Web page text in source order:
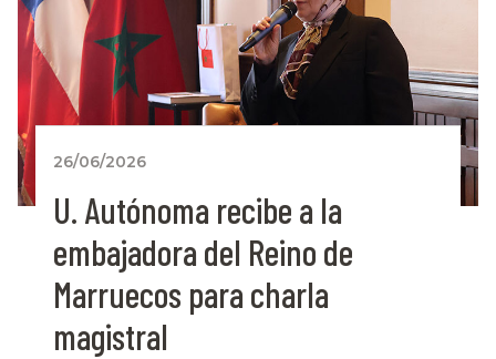
26/06/2026
U. Autónoma recibe a la
embajadora del Reino de
Marruecos para charla
magistral